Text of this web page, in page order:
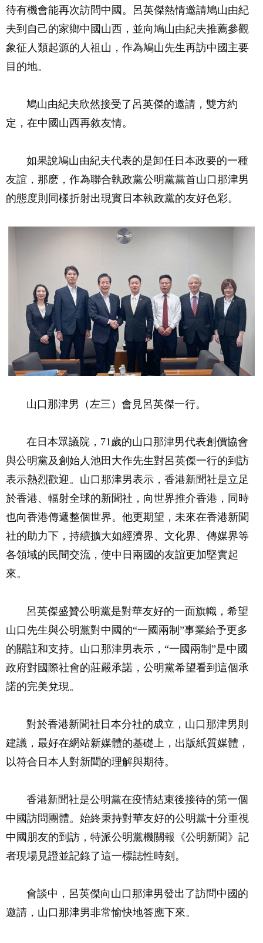
待有機會能再次訪問中國。呂英傑熱情邀請鳩山由紀
夫到自己的家鄉中國山西，並向鳩山由紀夫推薦參觀
象征人類起源的人祖山，作為鳩山先生再訪中國主要
目的地。
鳩山由紀夫欣然接受了呂英傑的邀請，雙方約
定，在中國山西再敘友情。
如果說鳩山由紀夫代表的是卸任日本政要的一種
友誼，那麽，作為聯合執政黨公明黨黨首山口那津男
的態度則同樣折射出現實日本執政黨的友好色彩。
山口那津男（左三）會見呂英傑一行。
在日本眾議院，71歲的山口那津男代表創價協會
與公明黨及創始人池田大作先生對呂英傑一行的到訪
表示熱烈歡迎。山口那津男表示，香港新聞社是立足
於香港、輻射全球的新聞社，向世界推介香港，同時
也向香港傳遞整個世界。他更期望，未來在香港新聞
社的助力下，持續擴大如經濟界、文化界、傳媒界等
各領域的民間交流，使中日兩國的友誼更加堅實起
來。
呂英傑盛贊公明黨是對華友好的一面旗幟，希望
山口先生與公明黨對中國的“一國兩制”事業給予更多
的關註和支持。山口那津男表示，“一國兩制”是中國
政府對國際社會的莊嚴承諾，公明黨希望看到這個承
諾的完美兌現。
對於香港新聞社日本分社的成立，山口那津男則
建議，最好在網站新媒體的基礎上，出版紙質媒體，
以符合日本人對新聞的理解與期待。
香港新聞社是公明黨在疫情結束後接待的第一個
中國訪問團體。始終秉持對華友好的公明黨十分重視
中國朋友的到訪，特派公明黨機關報《公明新聞》記
者現場見證並記錄了這一標誌性時刻。
會談中，呂英傑向山口那津男發出了訪問中國的
邀請，山口那津男非常愉快地答應下來。